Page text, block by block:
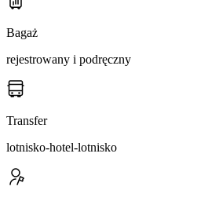
Bagaż
rejestrowany i podręczny
Transfer
lotnisko-hotel-lotnisko